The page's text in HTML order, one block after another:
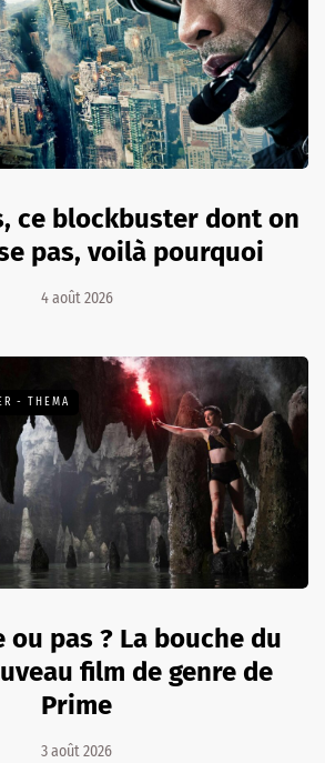
ce blockbuster dont on
pas, voilà pourquoi
4 août 2026
- THEMA
ou pas ? La bouche du
film de genre de
Prime
3 août 2026